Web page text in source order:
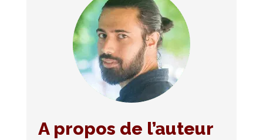
A propos de l’auteur